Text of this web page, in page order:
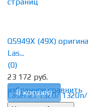
избранное сравнить
Q5949X (49X)
Las...
(0)
23 172 руб.
В корзину